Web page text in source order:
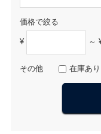
価格で絞る
¥ ～
その他 在庫あり